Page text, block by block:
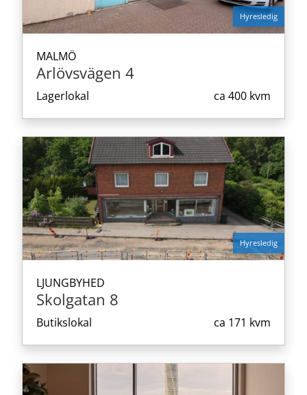
Hyresledig
MALMÖ
Arlövsvägen 4
Lagerlokal ca 400 kvm
Hyresledig
LJUNGBYHED
Skolgatan 8
Butikslokal ca 171 kvm